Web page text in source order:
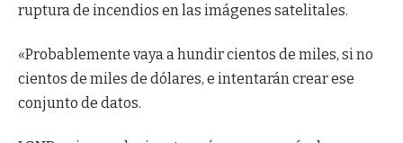
ruptura de incendios en las imágenes satelitales.
«Probablemente vaya a hundir cientos de miles, si no
cientos de miles de dólares, e intentarán crear ese
conjunto de datos.